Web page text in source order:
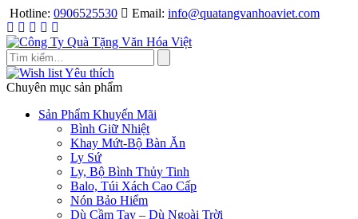
Skip
to
content
Hotline: 0906525530 Email: info@quatangvanhoaviet.com
Yêu thích
Chuyên mục sản phẩm
Sản Phẩm Khuyến Mãi
Bình Giữ Nhiệt
Khay Mứt-Bộ Bàn Ăn
Ly Sứ
Ly, Bộ Bình Thủy Tinh
Balo, Túi Xách Cao Cấp
Nón Bảo Hiểm
Dù Cầm Tay – Dù Ngoài Trời